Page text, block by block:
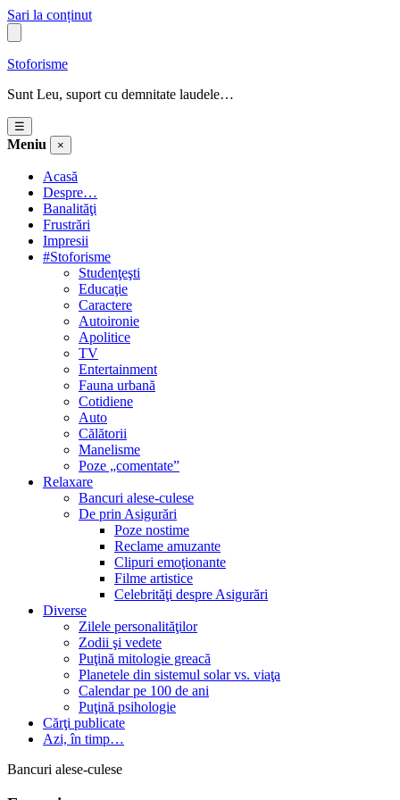
Sari la conținut
Stoforisme
Sunt Leu, suport cu demnitate laudele…
☰
Meniu ×
Acasă
Despre…
Banalităţi
Frustrări
Impresii
#Stoforisme
Studenţeşti
Educaţie
Caractere
Autoironie
Apolitice
TV
Entertainment
Fauna urbană
Cotidiene
Auto
Călătorii
Manelisme
Poze „comentate”
Relaxare
Bancuri alese-culese
De prin Asigurări
Poze nostime
Reclame amuzante
Clipuri emoţionante
Filme artistice
Celebrităţi despre Asigurări
Diverse
Zilele personalităţilor
Zodii şi vedete
Puţină mitologie greacă
Planetele din sistemul solar vs. viaţa
Calendar pe 100 de ani
Puţină psihologie
Cărţi publicate
Azi, în timp…
Bancuri alese-culese